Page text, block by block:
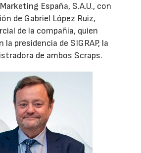
España, S.A.U., con
de Gabriel López Ruiz,
de la compañía, quien
la presidencia de SIGRAP, la
de ambos Scraps.